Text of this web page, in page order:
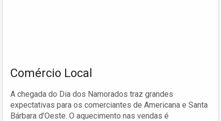
Comércio Local
A chegada do Dia dos Namorados traz grandes
expectativas para os comerciantes de Americana e Santa
Bárbara d’Oeste. O aquecimento nas vendas é